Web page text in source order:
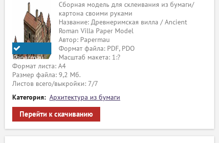
Papermau
Сборная модель для склеивания из бумаги/
картона своими руками
Название: Древнеримская вилла / Ancient
Roman Villa Paper Model
Автор: Papermau
Формат файла: PDF, PDO
Масштаб макета: 1:?
Формат листа: А4
Размер файла: 9,2 Мб.
Листов всего/выкройки: 7/7
Категория: Архитектура из бумаги
Перейти к скачиванию